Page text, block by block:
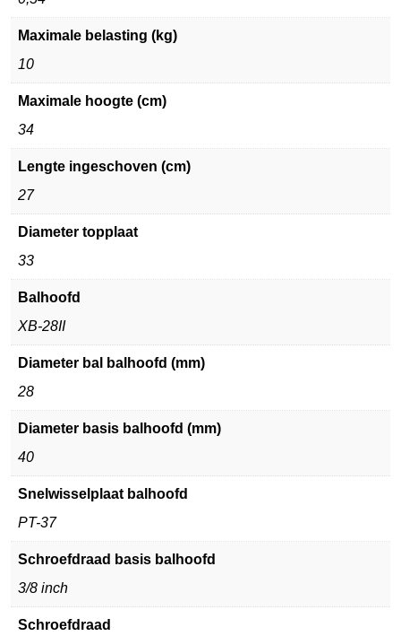
Maximale belasting (kg)
10
Maximale hoogte (cm)
34
Lengte ingeschoven (cm)
27
Diameter topplaat
33
Balhoofd
XB-28II
Diameter bal balhoofd (mm)
28
Diameter basis balhoofd (mm)
40
Snelwisselplaat balhoofd
PT-37
Schroefdraad basis balhoofd
3/8 inch
Schroefdraad